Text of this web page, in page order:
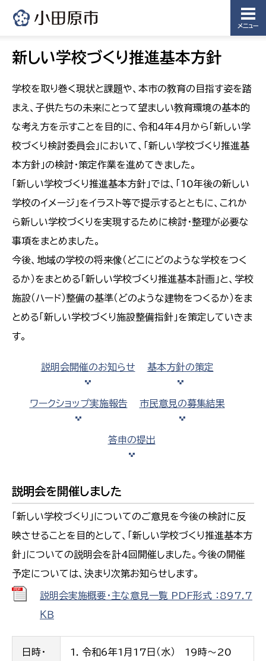
メニュー
新しい学校づくり推進基本方針
学校を取り巻く現状と課題や、本市の教育の目指す姿を踏
まえ、子供たちの未来にとって望ましい教育環境の基本的
な考え方を示すことを目的に、令和4年4月から「新しい学
校づくり検討委員会」において、「新しい学校づくり推進基
本方針」の検討・策定作業を進めてきました。
「新しい学校づくり推進基本方針」では、「10年後の新しい
学校のイメージ」をイラスト等で提示するとともに、これか
ら新しい学校づくりを実現するために検討・整理が必要な
事項をまとめました。
今後、地域の学校の将来像（どこにどのような学校をつく
るか）をまとめる「新しい学校づくり推進基本計画」と、学校
施設（ハード）整備の基準（どのような建物をつくるか）をま
とめる「新しい学校づくり施設整備指針」を策定していきま
す。
説明会開催のお知らせ 基本方針の策定
ワークショップ実施報告 市民意見の募集結果
答申の提出
説明会を開催しました
「新しい学校づくり」についてのご意見を今後の検討に反
映させることを目的として、「新しい学校づくり推進基本方
針」についての説明会を計4回開催しました。今後の開催
予定については、決まり次第お知らせします。
説明会実施概要・主な意見一覧 PDF形式 ：897.7
ＫＢ
日時・
令和6年1月17日（水） 19時～20